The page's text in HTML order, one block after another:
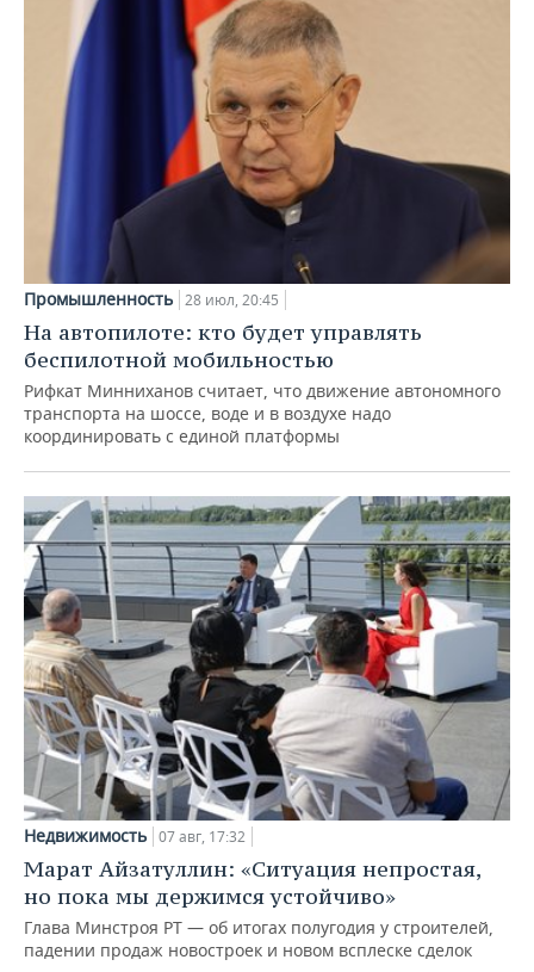
Промышленность 28 июл, 20:45
На автопилоте: кто будет управлять
беспилотной мобильностью
Рифкат Минниханов считает, что движение автономного
транспорта на шоссе, воде и в воздухе надо
координировать с единой платформы
Недвижимость 07 авг, 17:32
Марат Айзатуллин: «Ситуация непростая,
но пока мы держимся устойчиво»
Глава Минстроя РТ — об итогах полугодия у строителей,
падении продаж новостроек и новом всплеске сделок